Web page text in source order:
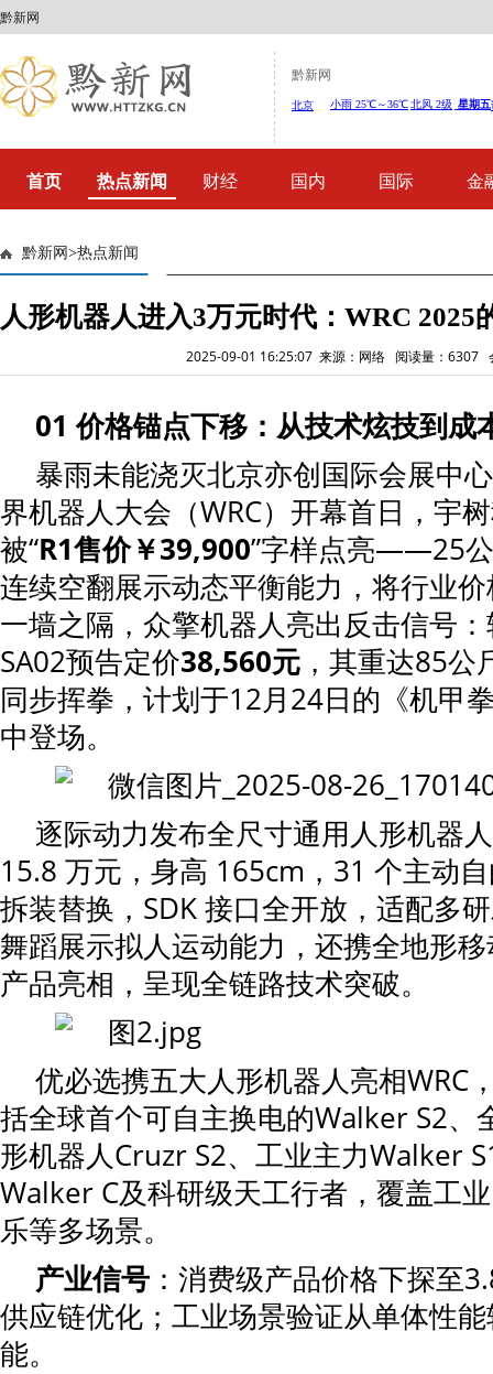
黔新网
黔新网
首页 热点新闻 财经 国内 国际 金
黔新网 >热点新闻
人形机器人进入3万元时代：WRC 2025
2025-09-01 16:25:07 来源：网络 阅读量：6307
01 价格锚点下移：从技术炫技到成
暴雨未能浇灭北京亦创国际会展中
界机器人大会（WRC）开幕首日，宇
被“R1售价￥39,900”字样点亮——25
连续空翻展示动态平衡能力，将行业
一墙之隔，众擎机器人亮出反击信号
SA02预告定价38,560元 ，其重达85
同步挥拳，计划于12月24日的《机甲
中登场。
逐际动力发布全尺寸通用人形机器
15.8 万元，身高 165cm，31 个主动
拆装替换，SDK 接口全开放，适配多
舞蹈展示拟人运动能力，还携全地形
产品亮相，呈现全链路技术突破。
优必选携五大人形机器人亮相WRC
括全球首个可自主换电的Walker S2、
形机器人Cruzr S2、工业主力Walker
Walker C及科研级天工行者，覆盖工
乐等多场景。
产业信号 ：消费级产品价格下探至
供应链优化；工业场景验证从单体性
能。